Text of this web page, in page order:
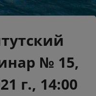
№ 15,
г., 14:00